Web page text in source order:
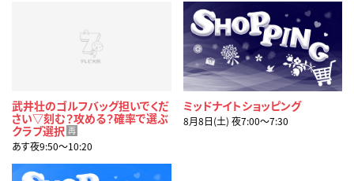
武井壮のゴルフバッグ担いでくだ
さい▽刻む？攻める？確率で選ぶ
クラブ選択 再
あす夜9:50〜10:20
ミッドナイトショッピング
8月8日(土) 夜7:00〜7:30